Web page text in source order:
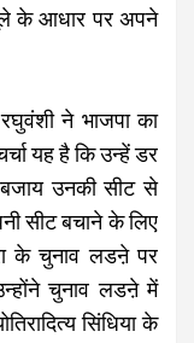
के आधार पर अपने
ने भाजपा का
यह है कि उन्हें डर
बजाय उनकी सीट से
सीट बचाने के लिए
के चुनाव लडऩे पर
चुनाव लडऩे में
सिंधिया के